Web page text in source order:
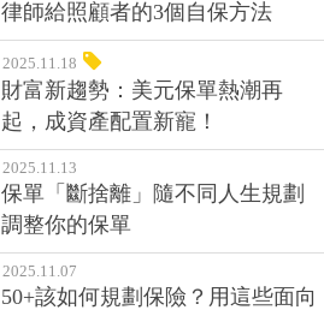
律師給照顧者的3個自保方法
2025.11.18
財富新趨勢：美元保單熱潮再
起，成資產配置新寵！
2025.11.13
保單「斷捨離」隨不同人生規劃
調整你的保單
2025.11.07
50+該如何規劃保險？用這些面向